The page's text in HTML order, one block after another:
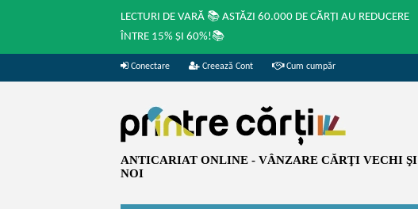
LECTURI DE VARĂ 📚 ASTĂZI 60.000 DE CĂRȚI AU REDUCERE
ÎNTRE 15% ȘI 60%!📚
Conectare Creează Cont Cum cumpăr
ANTICARIAT ONLINE - VÂNZARE CĂRŢI VECHI ŞI
NOI